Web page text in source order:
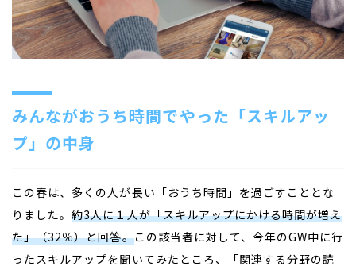
みんながおうち時間でやった「スキルアッ
プ」の中身
この春は、多くの人が長い「おうち時間」を過ごすこととな
りました。約3人に１人が「スキルアップにかける時間が増え
た」（32％）と回答。この該当者に対して、今年のGW中に行
ったスキルアップを聞いてみたところ、「関連する分野の読